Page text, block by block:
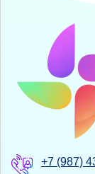
+7 (987)